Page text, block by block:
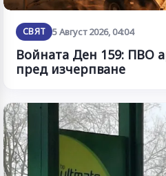
СВЯТ 5 Август 2026, 04:04
Войната Ден 159: ПВО
пред изчерпване